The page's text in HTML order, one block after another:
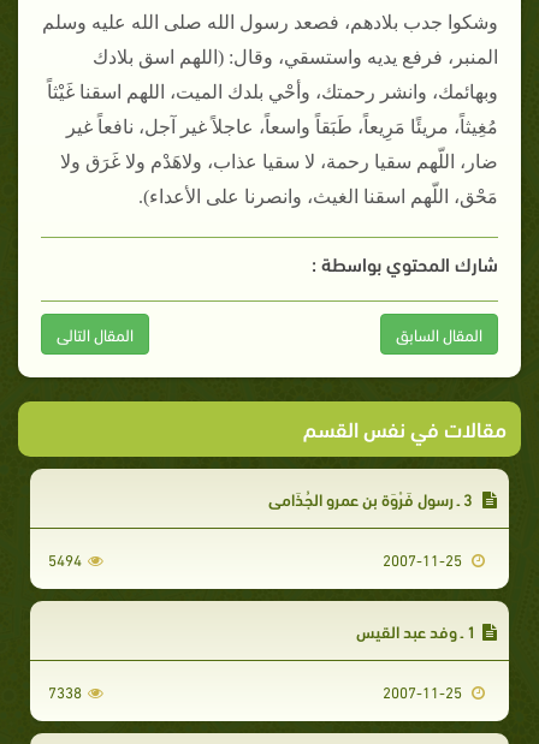
وشكوا جدب بلادهم، فصعد رسول الله صلى الله عليه وسلم
المنبر، فرفع يديه واستسقي، وقال‏:‏ ‏(‏اللهم اسق بلادك
وبهائمك، وانشر رحمتك، وأحْي بلدك الميت، اللهم اسقنا غَيْثاً
مُغِيثاً، مريئًا مَرِيعاً، طَبَقاً واسعاً، عاجلاً غير آجل، نافعاً غير
ضار، اللّهم سقيا رحمة، لا سقيا عذاب، ولاهَدْم ولا غَرَق ولا
مَحْق، اللّهم اسقنا الغيث، وانصرنا على الأعداء‏)‏‏.
شارك المحتوي بواسطة :
المقال السابق المقال التالى
مقالات في نفس القسم
5494
1 ـ وفد عبد القيس‏
7338